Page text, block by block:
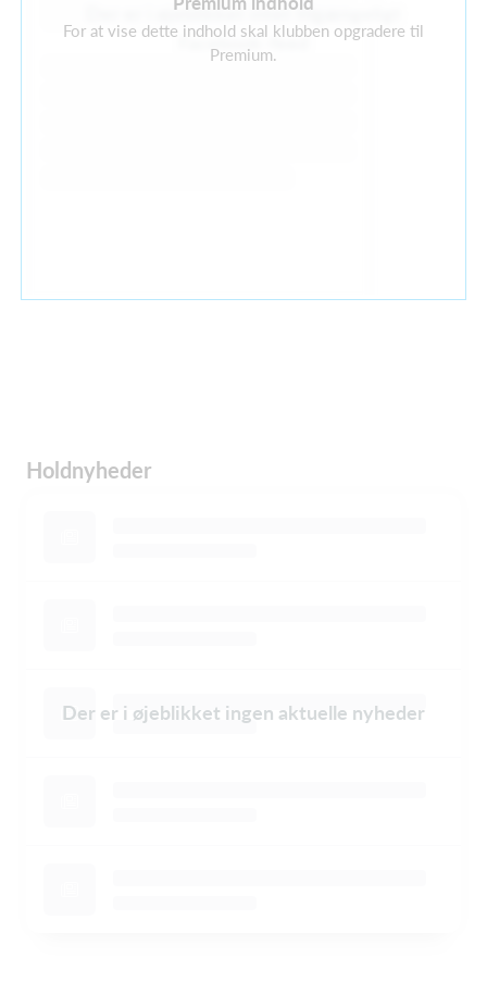
For at vise dette indhold skal klubben opgradere til
Premium.
Der er i øjeblikket intet tilgængeligt
Facebook-feed
Holdnyheder
Der er i øjeblikket ingen aktuelle nyheder